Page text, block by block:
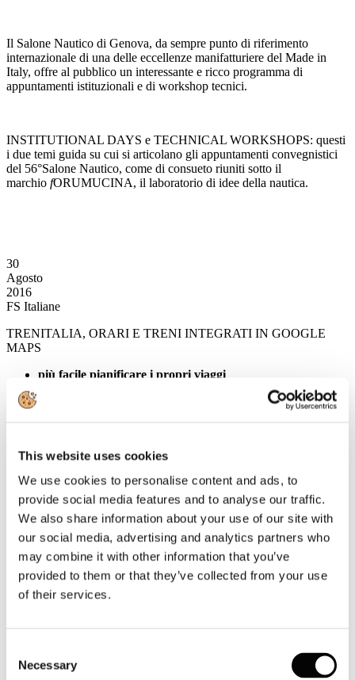
This website uses cookies
We use cookies to personalise content and ads, to
provide social media features and to analyse our traffic.
We also share information about your use of our site with
our social media, advertising and analytics partners who
may combine it with other information that you’ve
provided to them or that they’ve collected from your use
of their services.
Selection
Necessary
Il Salone Nautico di Genova, da sempre punto di riferimento
internazionale di una delle eccellenze manifatturiere del Made in
Italy, offre al pubblico un interessante e ricco programma di
appuntamenti istituzionali e di workshop tecnici.
INSTITUTIONAL DAYS e TECHNICAL WORKSHOPS: questi
i due temi guida su cui si articolano gli appuntamenti convegnistici
del 56°Salone Nautico, come di consueto riuniti sotto il
marchio fORUMUCINA, il laboratorio di idee della nautica.
30
Agosto
2016
FS Italiane
TRENITALIA, ORARI E TRENI INTEGRATI IN GOOGLE
MAPS
più facile pianificare i propri viaggi
funzionalità Google Maps da pc e dispositivi mobili
infomobilità integrata fra offerta Trenitalia e trasporti
Organizzare il viaggio in base alle proprie esigenze è diventato
ancora più semplice. Trenitalia insieme a Google porta le
informazioni sulle proprie tratte e orari direttamente su Google
Maps, grazie a Google Transit, la funzione che permette di
pianificare al meglio i propri viaggi, scegliendo i più opportuni
percorsi fino ad arrivare alle fermate dei mezzi di trasporto pubblico
nelle aree urbane.
il punto di partenza e di arrivo desiderati e su Google Maps
appariranno, oltre alle indicazioni stradali, anche le icone delle